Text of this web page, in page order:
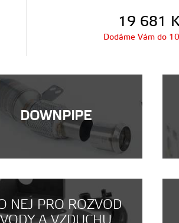
19 681
Dodáme Vám do
DOWNPIPE
NEJ PRO ROZVOD